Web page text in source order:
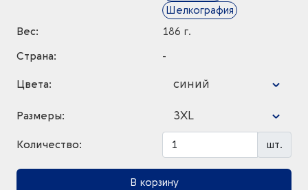
Шелкография
Вес:
186 г.
Страна:
-
Цвета: синий
Размеры: 3XL
Количество: шт.
В корзину